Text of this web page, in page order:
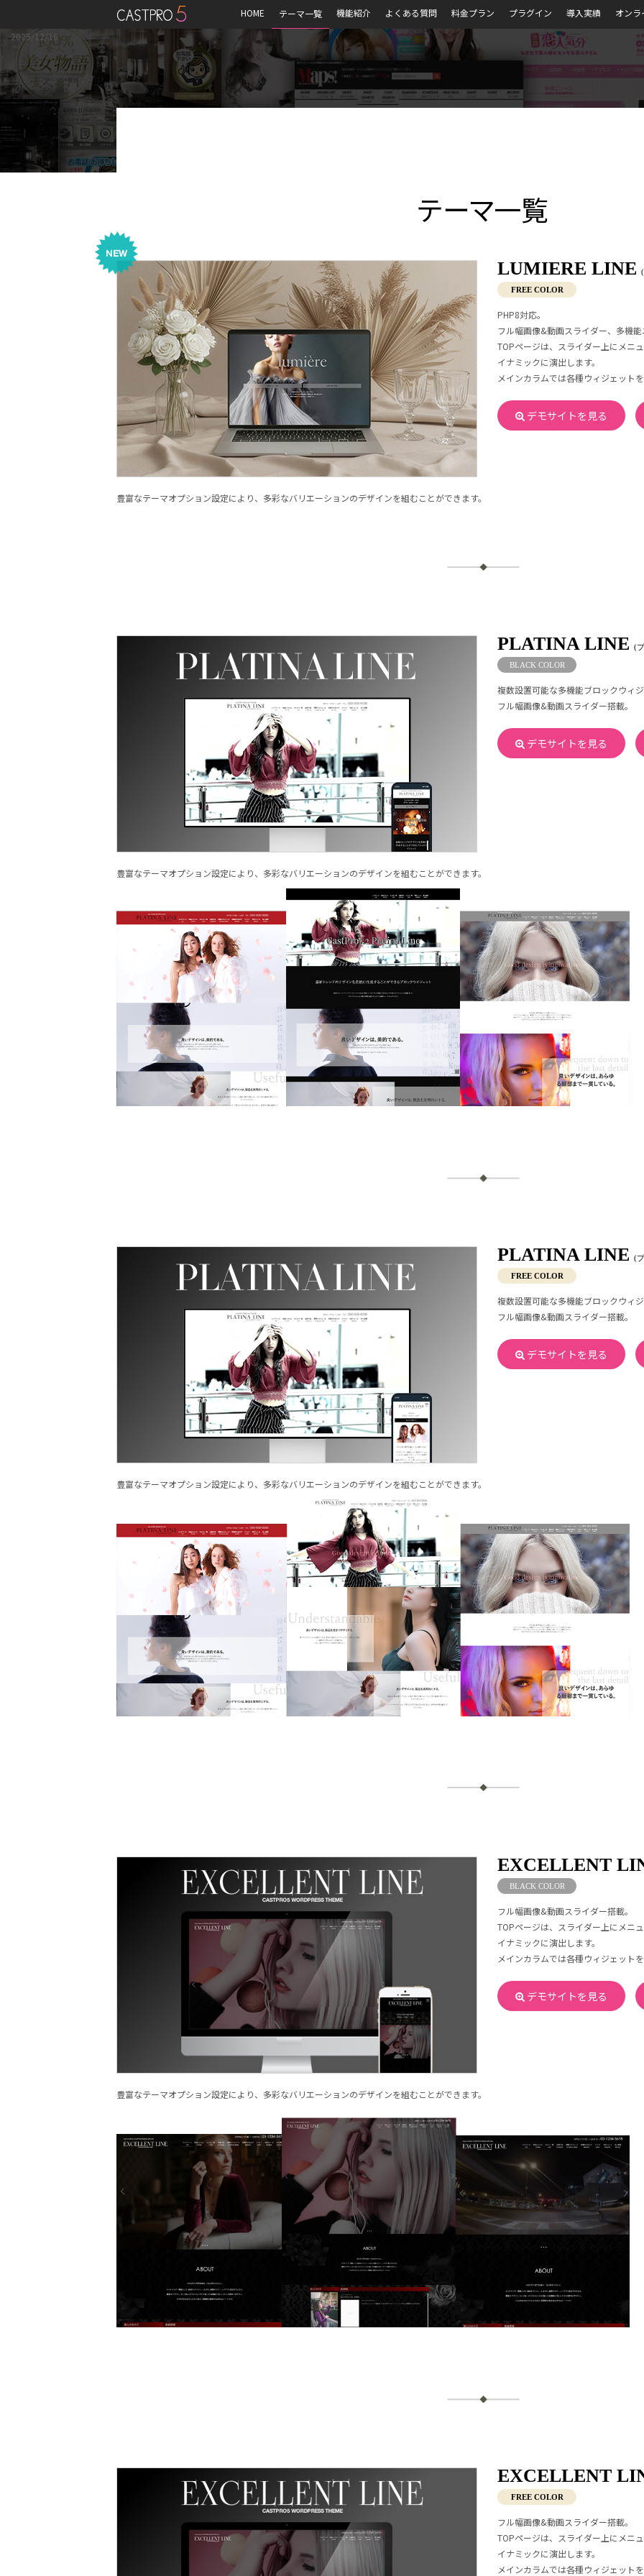
HOME テーマ一覧 機能紹介 よくある質問 料金プラン プラグイン 導入実績 オンラ
2025/12/16
テーマ一覧
LUMIERE LINE
FREE COLOR
PHP8対応。
フル幅画像&動画スライダー、多機能
TOPページは、スライダー上にメニ
イナミックに演出します。
メインカラムでは各種ウィジェット
デモサイトを見る
豊富なテーマオプション設定により、多彩なバリエーションのデザインを組むことができます。
PLATINA LINE (
BLACK COLOR
複数設置可能な多機能ブロックウィ
フル幅画像&動画スライダー搭載。
デモサイトを見る
豊富なテーマオプション設定により、多彩なバリエーションのデザインを組むことができます。
PLATINA LINE (
FREE COLOR
複数設置可能な多機能ブロックウィ
フル幅画像&動画スライダー搭載。
デモサイトを見る
豊富なテーマオプション設定により、多彩なバリエーションのデザインを組むことができます。
EXCELLENT
BLACK COLOR
フル幅画像&動画スライダー搭載。
TOPページは、スライダー上にメニ
イナミックに演出します。
メインカラムでは各種ウィジェット
デモサイトを見る
豊富なテーマオプション設定により、多彩なバリエーションのデザインを組むことができます。
EXCELLENT
FREE COLOR
フル幅画像&動画スライダー搭載。
TOPページは、スライダー上にメニ
イナミックに演出します。
メインカラムでは各種ウィジェット